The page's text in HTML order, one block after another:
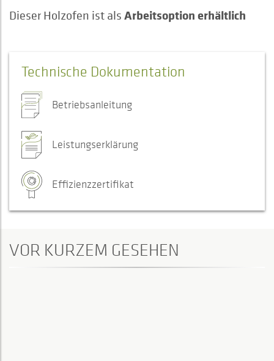
Dieser Holzofen ist als Arbeitsoption erhältlich
Technische Dokumentation
Betriebsanleitung
Leistungserklärung
Effizienzzertifikat
VOR KURZEM GESEHEN